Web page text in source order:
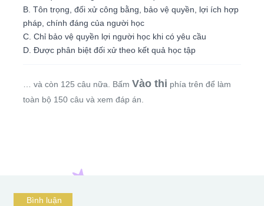
B. Tôn trọng, đối xử công bằng, bảo vệ quyền, lợi ích hợp
pháp, chính đáng của người học
C. Chỉ bảo vệ quyền lợi người học khi có yêu cầu
D. Được phân biệt đối xử theo kết quả học tập
… và còn 125 câu nữa. Bấm Vào thi phía trên để làm
toàn bộ 150 câu và xem đáp án.
Bình luận